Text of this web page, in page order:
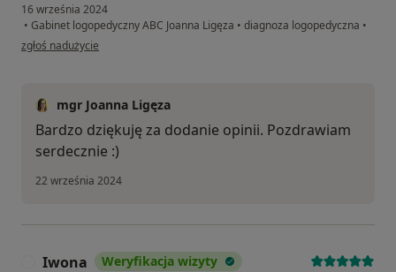
16 września 2024
• Gabinet logopedyczny ABC Joanna Ligęza • diagnoza logopedyczna •
w opinii użytkownika Agnieszka
zgłoś nadużycie
mgr Joanna Ligęza
Bardzo dziękuję za dodanie opinii. Pozdrawiam
serdecznie :)
22 września 2024
Iwona Weryfikacja wizyty